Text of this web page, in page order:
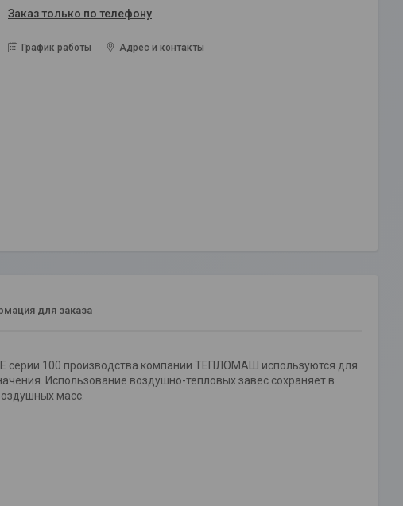
Заказ только по телефону
График работы Адрес и контакты
для заказа
серии 100 производства компании ТЕПЛОМАШ используются для
Использование воздушно-тепловых завес сохраняет в
масс.